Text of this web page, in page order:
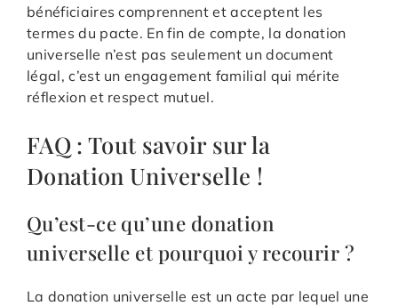
bénéficiaires comprennent et acceptent les
termes du pacte. En fin de compte, la donation
universelle n’est pas seulement un document
légal, c’est un engagement familial qui mérite
réflexion et respect mutuel.
FAQ : Tout savoir sur la
Donation Universelle !
Qu’est-ce qu’une donation
universelle et pourquoi y recourir ?
La donation universelle est un acte par lequel une